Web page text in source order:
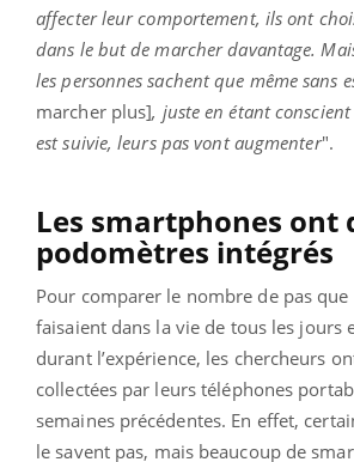
affecter leur comportement, ils ont
dans le but de marcher davantage.
les personnes sachent que même sans
marcher plus], juste en étant
est suivie, leurs pas vont augmenter".
Les smartphones ont
podomètres intégrés
Pour comparer le nombre de pas
faisaient dans la vie de tous les jours
durant l’expérience, les chercheurs
collectées par leurs téléphones
semaines précédentes. En effet,
le savent pas, mais beaucoup de